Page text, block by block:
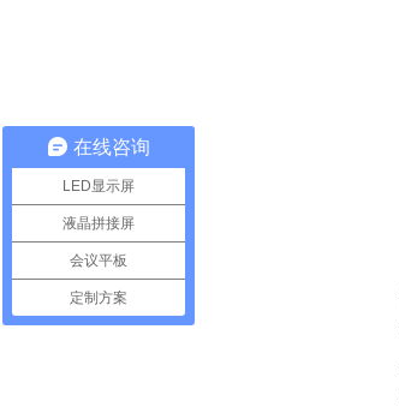
在线咨询
LED显示屏
液晶拼接屏
会议平板
定制方案